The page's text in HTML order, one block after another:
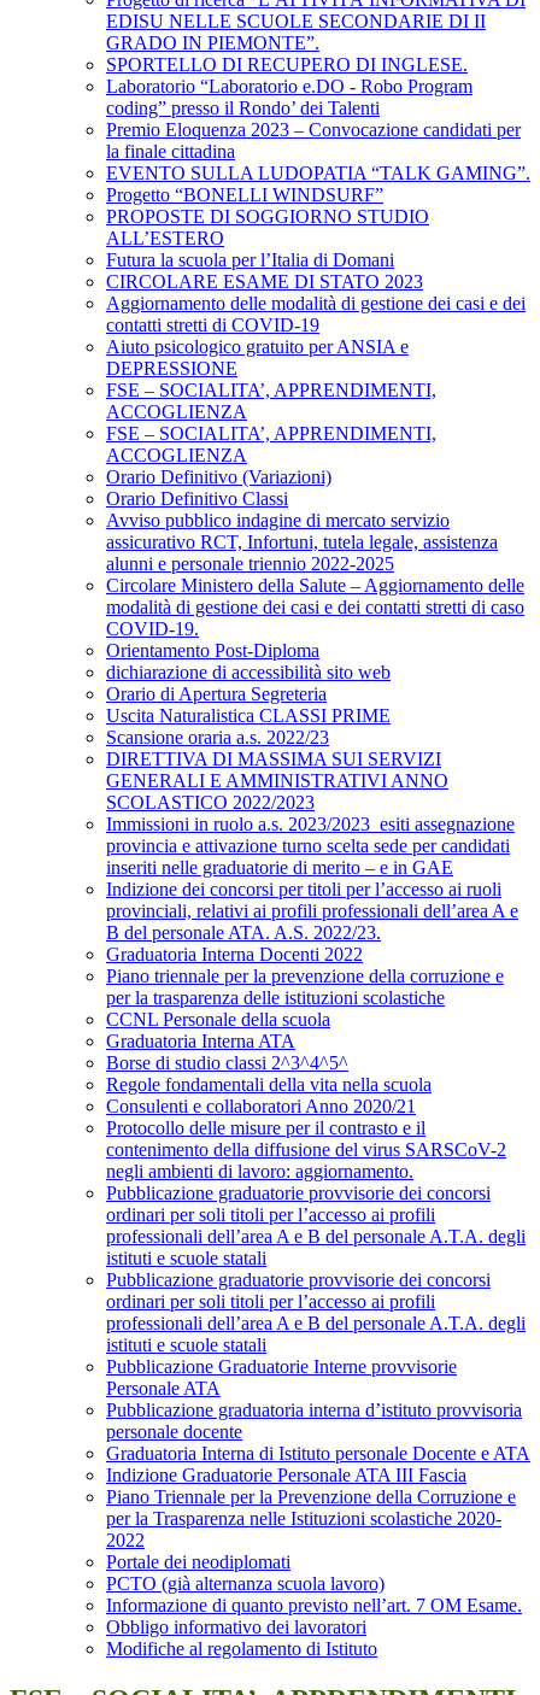
EDISU NELLE SCUOLE SECONDARIE DI II
GRADO IN PIEMONTE”.
SPORTELLO DI RECUPERO DI INGLESE.
Laboratorio “Laboratorio e.DO - Robo Program
coding” presso il Rondo’ dei Talenti
Premio Eloquenza 2023 – Convocazione candidati per
la finale cittadina
EVENTO SULLA LUDOPATIA “TALK GAMING”.
Progetto “BONELLI WINDSURF”
PROPOSTE DI SOGGIORNO STUDIO
ALL’ESTERO
Futura la scuola per l’Italia di Domani
CIRCOLARE ESAME DI STATO 2023
Aggiornamento delle modalità di gestione dei casi e dei
contatti stretti di COVID-19
Aiuto psicologico gratuito per ANSIA e
DEPRESSIONE
FSE – SOCIALITA’, APPRENDIMENTI,
ACCOGLIENZA
FSE – SOCIALITA’, APPRENDIMENTI,
ACCOGLIENZA
Orario Definitivo (Variazioni)
Orario Definitivo Classi
Avviso pubblico indagine di mercato servizio
assicurativo RCT, Infortuni, tutela legale, assistenza
alunni e personale triennio 2022-2025
Circolare Ministero della Salute – Aggiornamento delle
modalità di gestione dei casi e dei contatti stretti di caso
COVID-19.
Orientamento Post-Diploma
dichiarazione di accessibilità sito web
Orario di Apertura Segreteria
Uscita Naturalistica CLASSI PRIME
Scansione oraria a.s. 2022/23
DIRETTIVA DI MASSIMA SUI SERVIZI
GENERALI E AMMINISTRATIVI ANNO
SCOLASTICO 2022/2023
Immissioni in ruolo a.s. 2023/2023_esiti assegnazione
provincia e attivazione turno scelta sede per candidati
inseriti nelle graduatorie di merito – e in GAE
Indizione dei concorsi per titoli per l’accesso ai ruoli
provinciali, relativi ai profili professionali dell’area A e
B del personale ATA. A.S. 2022/23.
Graduatoria Interna Docenti 2022
Piano triennale per la prevenzione della corruzione e
per la trasparenza delle istituzioni scolastiche
CCNL Personale della scuola
Graduatoria Interna ATA
Borse di studio classi 2^3^4^5^
Regole fondamentali della vita nella scuola
Consulenti e collaboratori Anno 2020/21
Protocollo delle misure per il contrasto e il
contenimento della diffusione del virus SARSCoV-2
negli ambienti di lavoro: aggiornamento.
Pubblicazione graduatorie provvisorie dei concorsi
ordinari per soli titoli per l’accesso ai profili
professionali dell’area A e B del personale A.T.A. degli
istituti e scuole statali
Pubblicazione graduatorie provvisorie dei concorsi
ordinari per soli titoli per l’accesso ai profili
professionali dell’area A e B del personale A.T.A. degli
istituti e scuole statali
Pubblicazione Graduatorie Interne provvisorie
Personale ATA
Pubblicazione graduatoria interna d’istituto provvisoria
personale docente
Graduatoria Interna di Istituto personale Docente e ATA
Indizione Graduatorie Personale ATA III Fascia
Piano Triennale per la Prevenzione della Corruzione e
per la Trasparenza nelle Istituzioni scolastiche 2020-
2022
Portale dei neodiplomati
PCTO (già alternanza scuola lavoro)
Informazione di quanto previsto nell’art. 7 OM Esame.
Obbligo informativo dei lavoratori
Modifiche al regolamento di Istituto